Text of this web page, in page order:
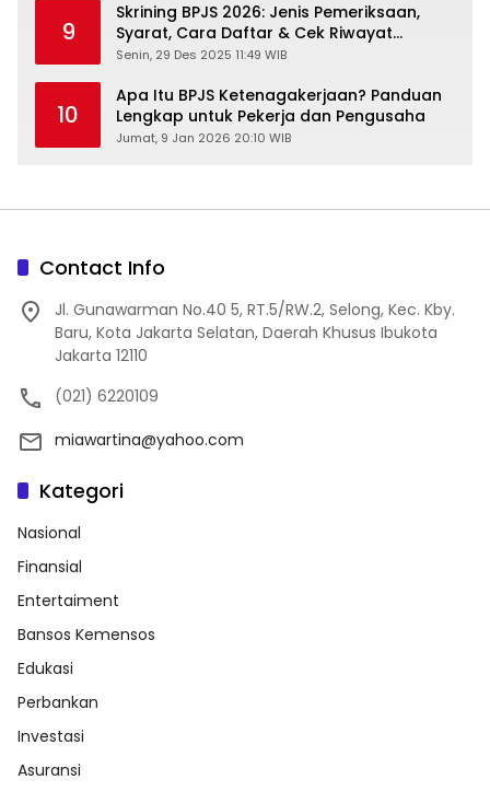
9
Skrining BPJS 2026: Jenis Pemeriksaan,
Syarat, Cara Daftar & Cek Riwayat
Kesehatan Gratis
Senin, 29 Des 2025 11:49 WIB
10
Apa Itu BPJS Ketenagakerjaan? Panduan
Lengkap untuk Pekerja dan Pengusaha
Jumat, 9 Jan 2026 20:10 WIB
Contact Info
Jl. Gunawarman No.40 5, RT.5/RW.2, Selong, Kec. Kby.
Baru, Kota Jakarta Selatan, Daerah Khusus Ibukota
Jakarta 12110
(021) 6220109
miawartina@yahoo.com
Kategori
Nasional
Finansial
Entertaiment
Bansos Kemensos
Edukasi
Perbankan
Investasi
Asuransi